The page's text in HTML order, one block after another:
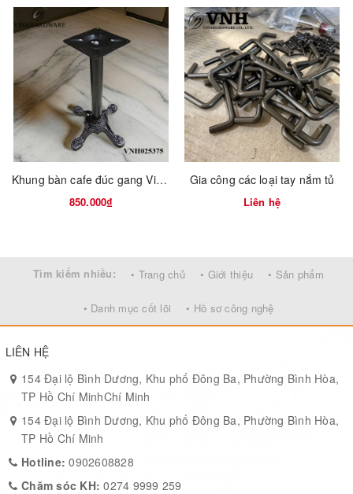
Khung bàn cafe đúc gang Vinahardware
850.000₫
Gia công các loại tay nắm tủ
Liên hệ
Tìm kiếm nhiều: • Trang chủ • Giới thiệu • Sản phẩm
• Danh mục cốt lõi • Hồ sơ công nghệ
LIÊN HỆ
154 Đại lộ Bình Dương, Khu phố Đông Ba, Phường Bình Hòa,
TP Hồ Chí MinhChí Minh
154 Đại lộ Bình Dương, Khu phố Đông Ba, Phường Bình Hòa,
TP Hồ Chí Minh
Hotline:0902608828
Chăm sóc KH:0274 9999 259